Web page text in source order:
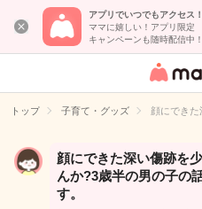
アプリでいつでもアクセス！
ママに嬉しい！アプリ限定
キャンペーンも随時配信中！
女性専
イト
トップ 子育て・グッズ 顔にでき
顔にできた深い傷跡を
んか?3歳半の男の子の
す。